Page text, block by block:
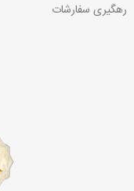
رهگیری سفارشات